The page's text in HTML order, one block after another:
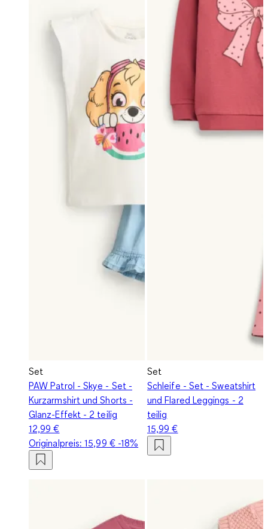
Set
PAW Patrol - Skye - Set -
Kurzarmshirt und Shorts -
Glanz-Effekt - 2 teilig
12,99 €
Originalpreis:15,99 €-18%
Set
Schleife - Set - Sweatshirt
und Flared Leggings - 2
teilig
15,99 €